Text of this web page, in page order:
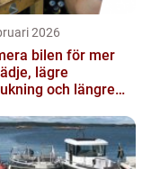
2026
bilen för mer
lägre
och längre